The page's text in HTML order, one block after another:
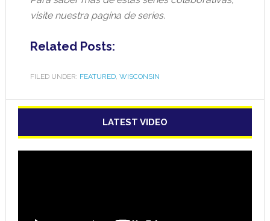
visite nuestra pagina de series.
Related Posts:
FILED UNDER: FEATURED, WISCONSIN
LATEST VIDEO